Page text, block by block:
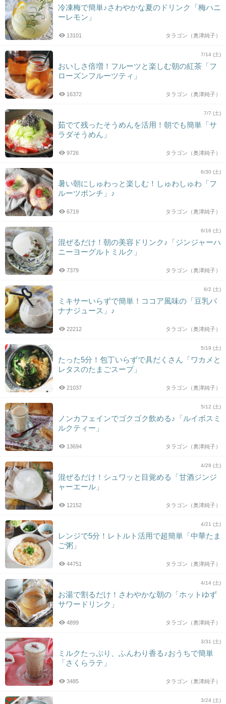
冷凍梅で簡単♪さわやかな夏のドリンク「梅ハニ
ーレモン」
タラゴン（奥津純子）
13101
7/14 (土)
おいしさ倍増！フルーツと楽しむ朝の紅茶「フ
ローズンフルーツティ」
タラゴン（奥津純子）
16372
7/7 (土)
茹でて残ったそうめんを活用！朝でも簡単「サ
ラダそうめん」
タラゴン（奥津純子）
9726
6/30 (土)
暑い朝にしゅわっと楽しむ！しゅわしゅわ「フ
ルーツポンチ」♪
タラゴン（奥津純子）
6719
6/16 (土)
混ぜるだけ！朝の美容ドリンク♪「ジンジャーハ
ニーヨーグルトミルク」
タラゴン（奥津純子）
7379
6/2 (土)
ミキサーいらずで簡単！ココア風味の「豆乳バ
ナナジュース」♪
タラゴン（奥津純子）
22212
5/19 (土)
たった5分！包丁いらずで具だくさん「ワカメと
レタスのたまごスープ」
タラゴン（奥津純子）
21037
5/12 (土)
ノンカフェインでゴクゴク飲める♪「ルイボスミ
ルクティー」
タラゴン（奥津純子）
13694
4/28 (土)
混ぜるだけ！シュワッと目覚める「甘酒ジンジ
ャーエール」
タラゴン（奥津純子）
12152
4/21 (土)
レンジで5分！レトルト活用で超簡単「中華たま
ご粥」
タラゴン（奥津純子）
44751
4/14 (土)
お湯で割るだけ！さわやかな朝の「ホットゆず
サワードリンク」
タラゴン（奥津純子）
4899
3/31 (土)
ミルクたっぷり、ふんわり香る♪おうちで簡単
「さくらラテ」
タラゴン（奥津純子）
3485
3/24 (土)